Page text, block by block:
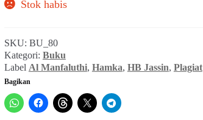
Stok habis
SKU: BU_80
Kategori: Buku
Label Al Manfaluthi, Hamka, HB Jassin, Plagiat
Bagikan